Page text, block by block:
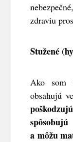
zdraviu
Stužené
Ako som
obsahujú
a môžu